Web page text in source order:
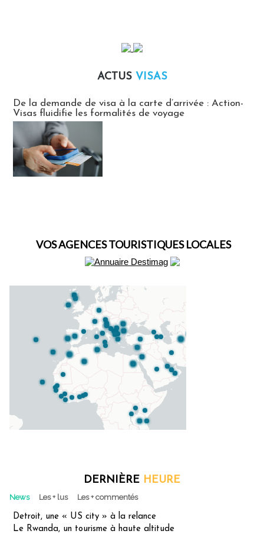
ACTUS VISAS
De la demande de visa à la carte d’arrivée : Action-
Visas fluidifie les formalités de voyage
VOS AGENCES TOURISTIQUES LOCALES
DERNIÈRE HEURE
News Les + lus Les + commentés
Detroit, une « US city » à la relance
Le Rwanda, un tourisme à haute altitude